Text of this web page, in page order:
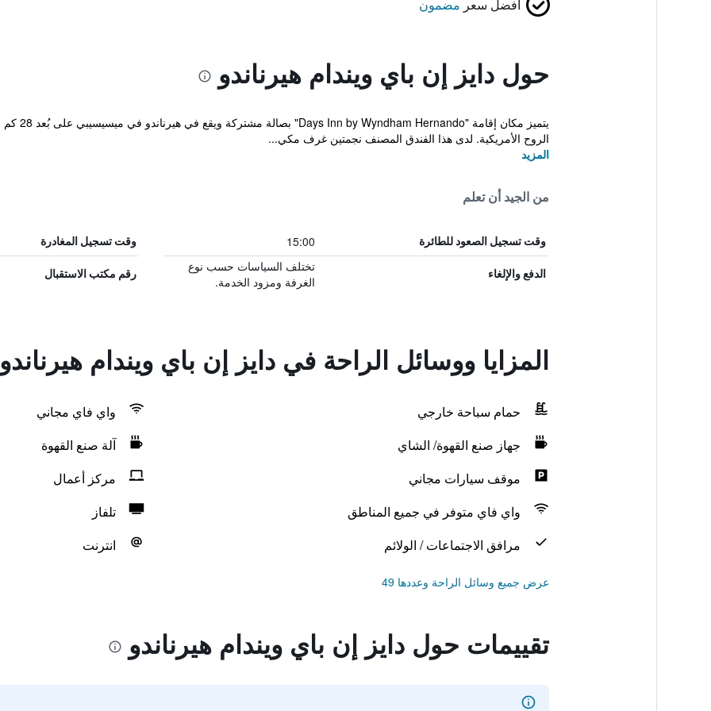
أفضل سعر مضمون
حول دايز إن باي ويندام هيرناندو
الروح الأمريكية. لدى هذا الفندق المصنف نجمتين غرف مكي...
المزيد
من الجيد أن تعلم
وقت تسجيل الصعود للطائرة 15:00 وقت تسجيل المغادرة
الدفع والإلغاء
تختلف السياسات حسب نوع
الغرفة ومزود الخدمة.
رقم مكتب الاستقبال
المزايا ووسائل الراحة في دايز إن باي ويندام
حمام سباحة خارجي
واي فاي مجاني
جهاز صنع القهوة/ الشاي
آلة صنع القهوة
موقف سيارات مجاني
مركز أعمال
واي فاي متوفر في جميع المناطق
تلفاز
مرافق الاجتماعات / الولائم
انترنت
عرض جميع وسائل الراحة وعددها 49
تقييمات حول دايز إن باي ويندام هيرناندو